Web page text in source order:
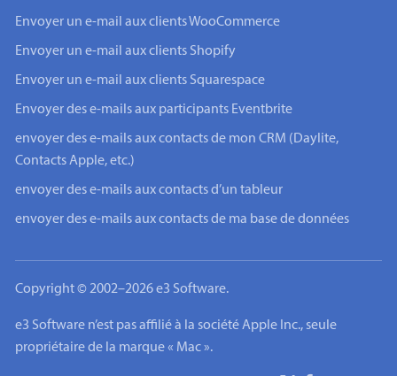
Envoyer un e-mail aux clients WooCommerce
Envoyer un e-mail aux clients Shopify
Envoyer un e-mail aux clients Squarespace
Envoyer des e-mails aux participants Eventbrite
envoyer des e-mails aux contacts de mon CRM (Daylite,
Contacts Apple, etc.)
envoyer des e-mails aux contacts d’un tableur
envoyer des e-mails aux contacts de ma base de données
Copyright © 2002–2026 e3 Software.
e3 Software n’est pas affilié à la société Apple Inc., seule
propriétaire de la marque « Mac ».